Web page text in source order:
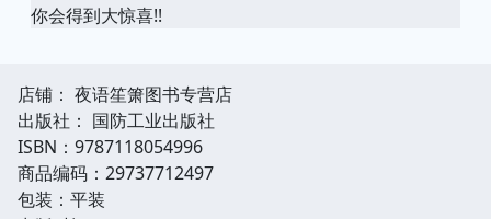
你会得到大惊喜!!
店铺： 夜语笙箫图书专营店
出版社： 国防工业出版社
ISBN：9787118054996
商品编码：29737712497
包装：平装